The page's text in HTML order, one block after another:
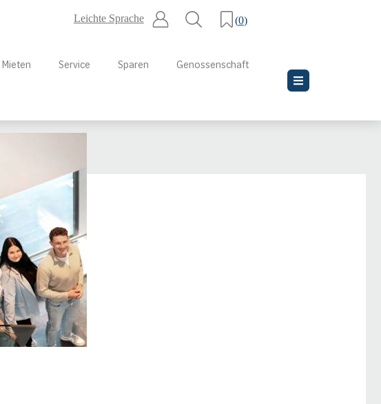
Leichte Sprache (0)
Mieten Service Sparen Genossenschaft